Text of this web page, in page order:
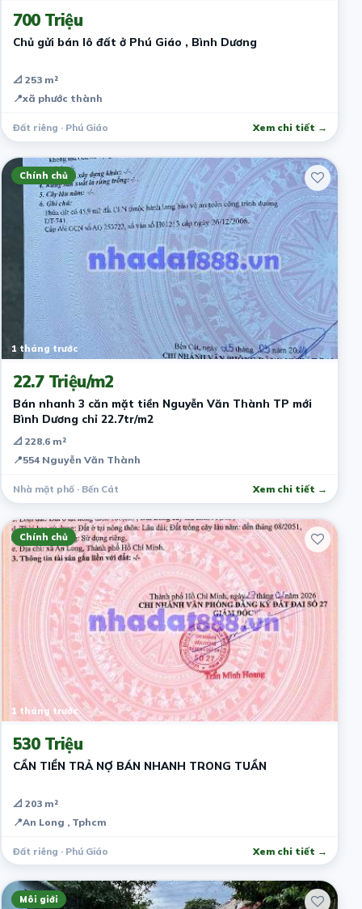
700 Triệu
Chủ gửi bán lô đất ở Phú Giáo , Bình Dương
📐 253 m²
📍xã phước thành
Đất riêng · Phú Giáo Xem chi tiết →
Chính chủ
1 tháng trước
22.7 Triệu/m2
Bán nhanh 3 căn mặt tiền Nguyễn Văn Thành TP mới
Bình Dương chỉ 22.7tr/m2
📐 228.6 m²
📍554 Nguyễn Văn Thành
Nhà mặt phố · Bến Cát Xem chi tiết →
Chính chủ
1 tháng trước
530 Triệu
CẦN TIỀN TRẢ NỢ BÁN NHANH TRONG TUẦN
📐 203 m²
📍An Long , Tphcm
Đất riêng · Phú Giáo Xem chi tiết →
Môi giới